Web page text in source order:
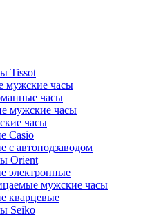
Tissot
мужские часы
часы
мужские часы
часы
Casio
с автоподзаводом
Orient
электронные
мужские часы
кварцевые
Seiko